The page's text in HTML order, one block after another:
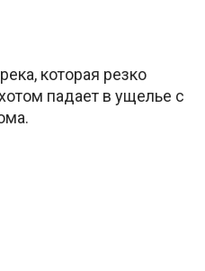
которая резко
падает в ущелье с